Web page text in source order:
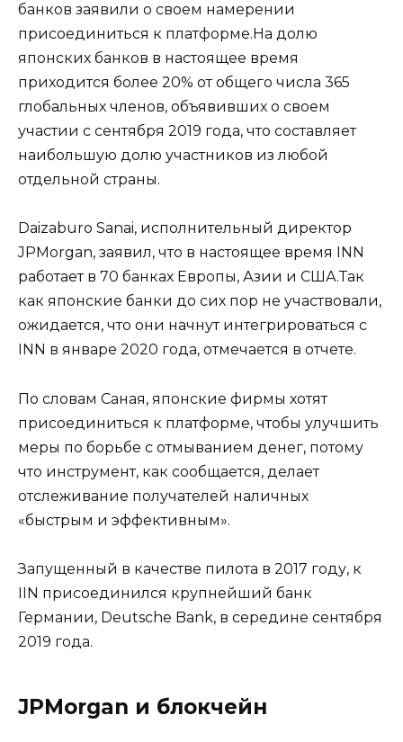
банков заявили о своем намерении
присоединиться к платформе.На долю
японских банков в настоящее время
приходится более 20% от общего числа 365
глобальных членов, объявивших о своем
участии с сентября 2019 года, что составляет
наибольшую долю участников из любой
отдельной страны.
Daizaburo Sanai, исполнительный директор
JPMorgan, заявил, что в настоящее время INN
работает в 70 банках Европы, Азии и США.Так
как японские банки до сих пор не участвовали,
ожидается, что они начнут интегрироваться с
INN в январе 2020 года, отмечается в отчете.
По словам Саная, японские фирмы хотят
присоединиться к платформе, чтобы улучшить
меры по борьбе с отмыванием денег, потому
что инструмент, как сообщается, делает
отслеживание получателей наличных
«быстрым и эффективным».
Запущенный в качестве пилота в 2017 году, к
IIN присоединился крупнейший банк
Германии, Deutsche Bank, в середине сентября
2019 года.
JPMorgan и блокчейн